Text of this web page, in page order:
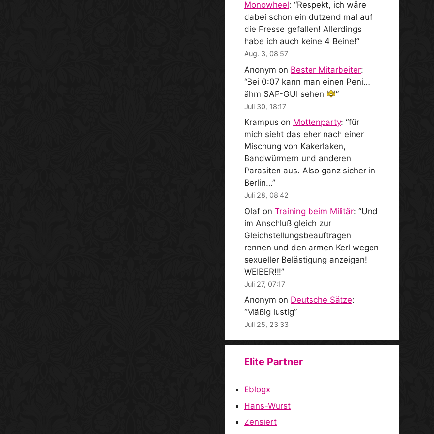
Monowheel: “Respekt, ich wäre
dabei schon ein dutzend mal auf
die Fresse gefallen! Allerdings
habe ich auch keine 4 Beine!”
Aug. 3, 08:57
Anonym on Bester Mitarbeiter:
“Bei 0:07 kann man einen Peni…
ähm SAP-GUI sehen
”
Juli 30, 18:17
Krampus on Mottenparty: “für
mich sieht das eher nach einer
Mischung von Kakerlaken,
Bandwürmern und anderen
Parasiten aus. Also ganz sicher in
Berlin…”
Juli 28, 08:42
Olaf on Training beim Militär: “Und
im Anschluß gleich zur
Gleichstellungsbeauftragen
rennen und den armen Kerl wegen
sexueller Belästigung anzeigen!
WEIBER!!!”
Juli 27, 07:17
Anonym on Deutsche Sätze:
“Mäßig lustig”
Juli 25, 23:33
Elite Partner
Eblogx
Hans-Wurst
Zensiert